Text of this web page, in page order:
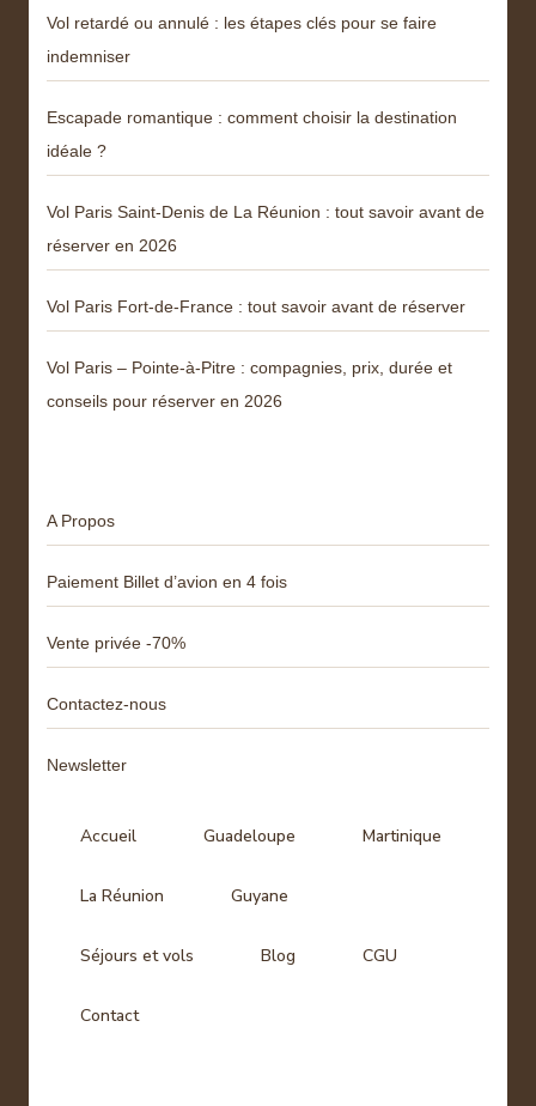
Vol retardé ou annulé : les étapes clés pour se faire
indemniser
Escapade romantique : comment choisir la destination
idéale ?
Vol Paris Saint-Denis de La Réunion : tout savoir avant de
réserver en 2026
Vol Paris Fort-de-France : tout savoir avant de réserver
Vol Paris – Pointe-à-Pitre : compagnies, prix, durée et
conseils pour réserver en 2026
A Propos
Paiement Billet d’avion en 4 fois
Vente privée -70%
Contactez-nous
Newsletter
Accueil Guadeloupe Martinique
La Réunion Guyane
Séjours et vols Blog CGU
Contact